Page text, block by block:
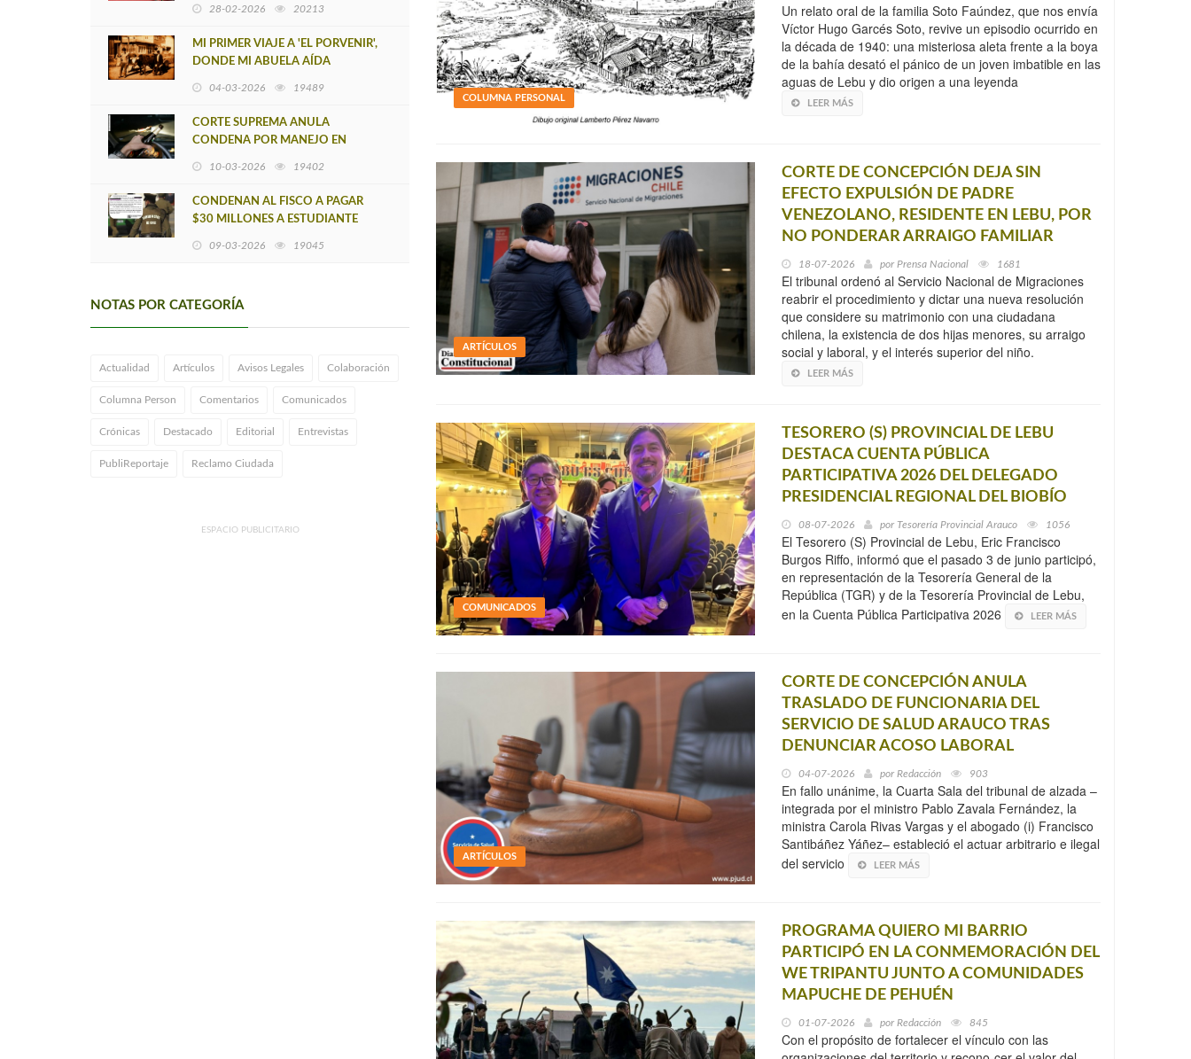
28-02-2026 20213
MI PRIMER VIAJE A 'EL PORVENIR',
DONDE MI ABUELA AÍDA
04-03-2026 19489
CORTE SUPREMA ANULA
CONDENA POR MANEJO EN
CAÑETE
10-03-2026 19402
CONDENAN AL FISCO A PAGAR
$30 MILLONES A ESTUDIANTE
09-03-2026 19045
NOTAS POR CATEGORÍA
Actualidad Artículos Avisos Legales Colaboración
Columna Person Comentarios Comunicados
Crónicas Destacado Editorial Entrevistas
PubliReportaje Reclamo Ciudada
ESPACIO PUBLICITARIO
COLUMNA PERSONAL
Un relato oral de la familia Soto Faúndez, que nos envía
Víctor Hugo Garcés Soto, revive un episodio ocurrido en
la década de 1940: una misteriosa aleta frente a la boya
de la bahía desató el pánico de un joven imbatible en las
aguas de Lebu y dio origen a una leyenda
LEER MÁS
ARTÍCULOS
CORTE DE CONCEPCIÓN DEJA SIN
EFECTO EXPULSIÓN DE PADRE
VENEZOLANO, RESIDENTE EN LEBU, POR
NO PONDERAR ARRAIGO FAMILIAR
18-07-2026 por Prensa Nacional 1681
El tribunal ordenó al Servicio Nacional de Migraciones
reabrir el procedimiento y dictar una nueva resolución
que considere su matrimonio con una ciudadana
chilena, la existencia de dos hijas menores, su arraigo
social y laboral, y el interés superior del niño.
LEER MÁS
COMUNICADOS
TESORERO (S) PROVINCIAL DE LEBU
DESTACA CUENTA PÚBLICA
PARTICIPATIVA 2026 DEL DELEGADO
PRESIDENCIAL REGIONAL DEL BIOBÍO
08-07-2026 por Tesorería Provincial Arauco 1056
El Tesorero (S) Provincial de Lebu, Eric Francisco
Burgos Riffo, informó que el pasado 3 de junio participó,
en representación de la Tesorería General de la
República (TGR) y de la Tesorería Provincial de Lebu,
en la Cuenta Pública Participativa 2026
LEER MÁS
ARTÍCULOS
CORTE DE CONCEPCIÓN ANULA
TRASLADO DE FUNCIONARIA DEL
SERVICIO DE SALUD ARAUCO TRAS
DENUNCIAR ACOSO LABORAL
04-07-2026 por Redacción 903
En fallo unánime, la Cuarta Sala del tribunal de alzada –
integrada por el ministro Pablo Zavala Fernández, la
ministra Carola Rivas Vargas y el abogado (i) Francisco
Santibáñez Yáñez– estableció el actuar arbitrario e ilegal
del servicio
LEER MÁS
PROGRAMA QUIERO MI BARRIO
PARTICIPÓ EN LA CONMEMORACIÓN DEL
WE TRIPANTU JUNTO A COMUNIDADES
MAPUCHE DE PEHUÉN
01-07-2026 por Redacción 845
Con el propósito de fortalecer el vínculo con las